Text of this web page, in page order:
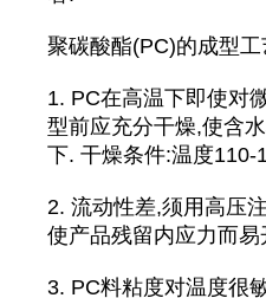
聚碳酸酯(PC)的成型工
1. PC在高温下即使对
型前应充分干燥,使含
下. 干燥条件:温度
2. 流动性差,须用高压
使产品残留内应力而易
3. PC料粘度对温度很